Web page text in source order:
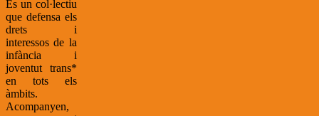
És un col·lectiu
que defensa els
drets i
interessos de la
infància i
joventut trans*
en tots els
àmbits.
Acompanyen,